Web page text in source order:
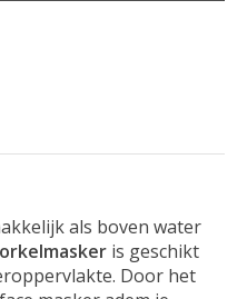
als boven water
is geschikt
Door het